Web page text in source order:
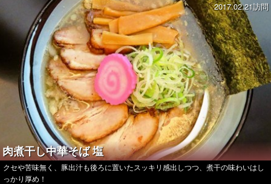
2017.02.21訪問
肉煮干し中華そば 塩
クセや苦味無く、豚出汁も後ろに置いたスッキリ感出しつつ、煮干の味わいはし
っかり厚め！